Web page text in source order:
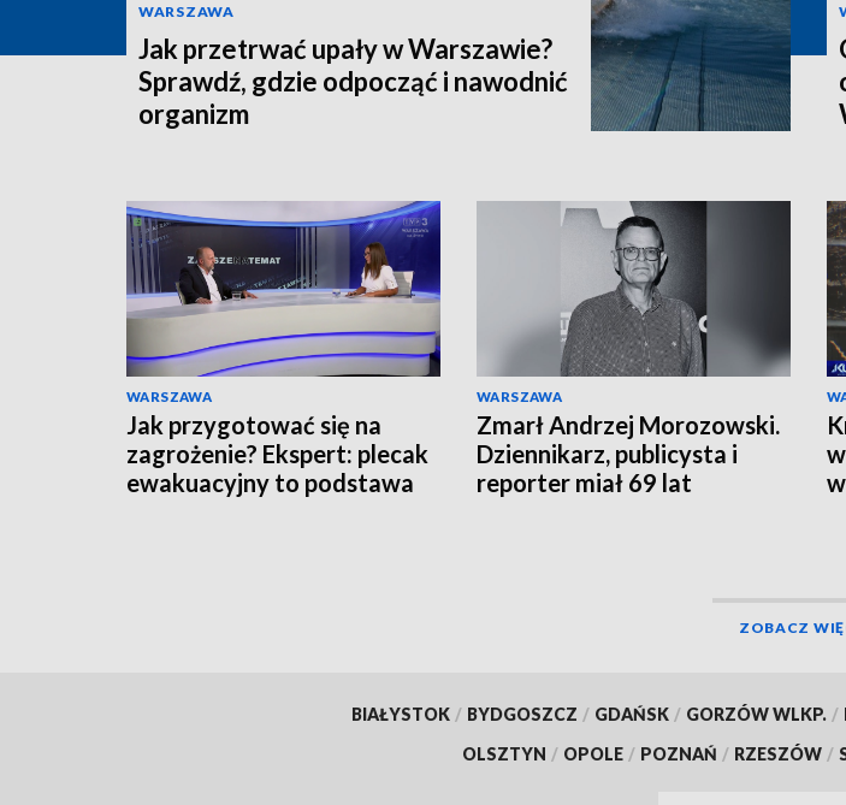
WARSZAWA
Jak przetrwać upały w Warszawie?
Sprawdź, gdzie odpocząć i nawodnić
organizm
WARSZAWA
Jak przygotować się na
zagrożenie? Ekspert: plecak
ewakuacyjny to podstawa
WARSZAWA
Zmarł Andrzej Morozowski.
Dziennikarz, publicysta i
reporter miał 69 lat
ZOBACZ
BIAŁYSTOK / BYDGOSZCZ / GDAŃSK / GORZÓW WLKP. /
OLSZTYN / OPOLE / POZNAŃ / RZESZÓW /